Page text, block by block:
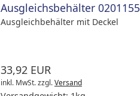
Ausgleichsbehälter 0201155
Ausgleichbehälter mit Deckel
33,92 EUR
inkl. MwSt.zzgl.Versand